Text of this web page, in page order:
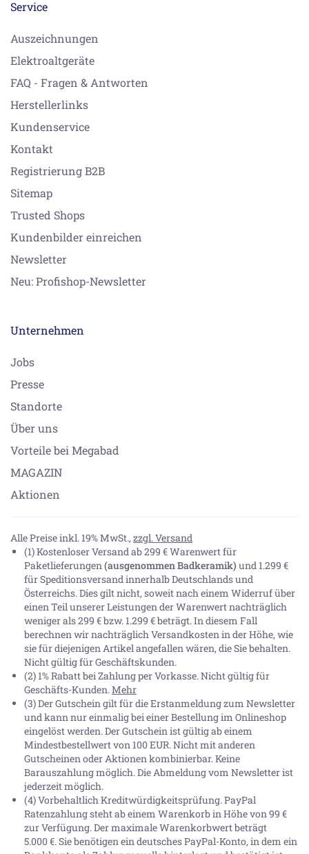
Service
Auszeichnungen
Elektroaltgeräte
FAQ - Fragen & Antworten
Herstellerlinks
Kundenservice
Kontakt
Registrierung B2B
Sitemap
Trusted Shops
Kundenbilder einreichen
Newsletter
Neu: Profishop-Newsletter
Unternehmen
Jobs
Presse
Standorte
Über uns
Vorteile bei Megabad
MAGAZIN
Aktionen
Alle Preise inkl. 19% MwSt., zzgl. Versand
(1) Kostenloser Versand ab 299 € Warenwert für
Paketlieferungen(ausgenommen Badkeramik) und 1.299 €
für Speditionsversand innerhalb Deutschlands und
Österreichs. Dies gilt nicht, soweit nach einem Widerruf über
einen Teil unserer Leistungen der Warenwert nachträglich
weniger als 299 € bzw. 1.299 € beträgt. In diesem Fall
berechnen wir nachträglich Versandkosten in der Höhe, wie
sie für diejenigen Artikel angefallen wären, die Sie behalten.
Nicht gültig für Geschäftskunden.
(2) 1% Rabatt bei Zahlung per Vorkasse. Nicht gültig für
Geschäfts-Kunden.Mehr
(3) Der Gutschein gilt für die Erstanmeldung zum Newsletter
und kann nur einmalig bei einer Bestellung im Onlineshop
eingelöst werden. Der Gutschein ist gültig ab einem
Mindestbestellwert von 100 EUR. Nicht mit anderen
Gutscheinen oder Aktionen kombinierbar. Keine
Barauszahlung möglich. Die Abmeldung vom Newsletter ist
jederzeit möglich.
(4) Vorbehaltlich Kreditwürdigkeitsprüfung. PayPal
Ratenzahlung steht ab einem Warenkorb in Höhe von99 €
zur Verfügung. Der maximale Warenkorbwert beträgt
5.000 €. Sie benötigen ein deutsches PayPal-Konto, in dem ein